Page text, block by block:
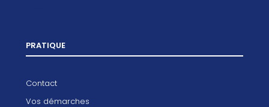
PRATIQUE
Contact
Vos démarches